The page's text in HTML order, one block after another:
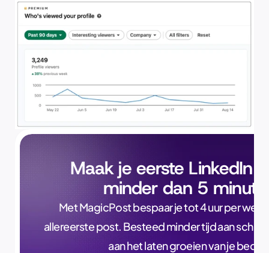
Maak je eerste LinkedIn
minder dan 5
Met MagicPost bespaar je tot 4 uur per
allereerste post. Besteed minder tijd aan
aan het laten groeien van je